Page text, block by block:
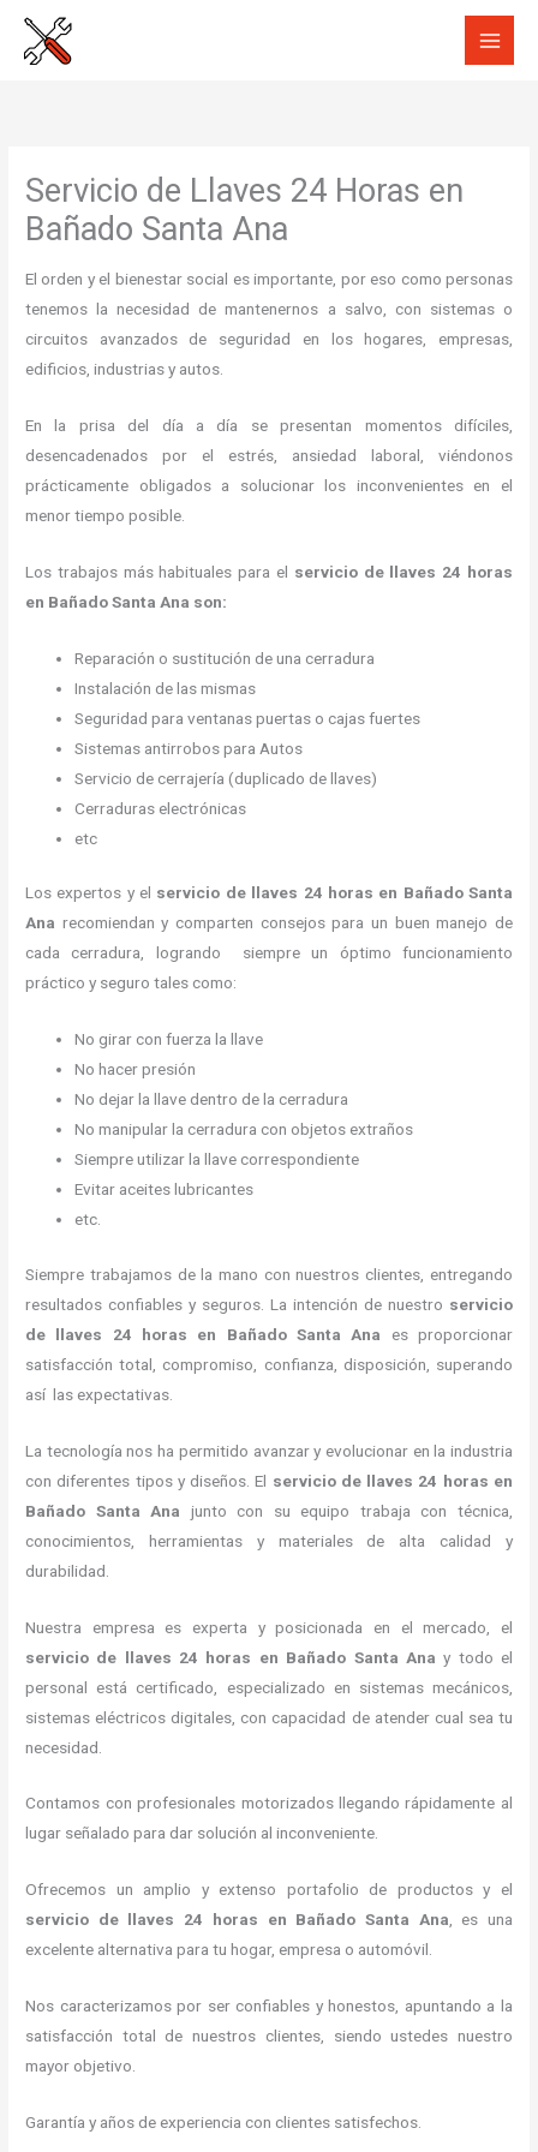
Servicio de Llaves 24 Horas en
Bañado Santa Ana
El orden y el bienestar social es importante, por eso como personas
tenemos la necesidad de mantenernos a salvo, con sistemas o
circuitos avanzados de seguridad en los hogares, empresas,
edificios, industrias y autos.
En la prisa del día a día se presentan momentos difíciles,
desencadenados por el estrés, ansiedad laboral, viéndonos
prácticamente obligados a solucionar los inconvenientes en el
menor tiempo posible.
Los trabajos más habituales para el servicio de llaves 24 horas
en Bañado Santa Ana son:
Reparación o sustitución de una cerradura
Instalación de las mismas
Seguridad para ventanas puertas o cajas fuertes
Sistemas antirrobos para Autos
Servicio de cerrajería (duplicado de llaves)
Cerraduras electrónicas
etc
Los expertos y el servicio de llaves 24 horas en Bañado Santa
Ana recomiendan y comparten consejos para un buen manejo de
cada cerradura, logrando siempre un óptimo funcionamiento
práctico y seguro tales como:
No girar con fuerza la llave
No hacer presión
No dejar la llave dentro de la cerradura
No manipular la cerradura con objetos extraños
Siempre utilizar la llave correspondiente
Evitar aceites lubricantes
etc.
Siempre trabajamos de la mano con nuestros clientes, entregando
resultados confiables y seguros. La intención de nuestro servicio
de llaves 24 horas en Bañado Santa Ana es proporcionar
satisfacción total, compromiso, confianza, disposición, superando
así las expectativas.
La tecnología nos ha permitido avanzar y evolucionar en la industria
con diferentes tipos y diseños. El servicio de llaves 24 horas en
Bañado Santa Ana junto con su equipo trabaja con técnica,
conocimientos, herramientas y materiales de alta calidad y
durabilidad.
Nuestra empresa es experta y posicionada en el mercado, el
servicio de llaves 24 horas en Bañado Santa Ana y todo el
personal está certificado, especializado en sistemas mecánicos,
sistemas eléctricos digitales, con capacidad de atender cual sea tu
necesidad.
Contamos con profesionales motorizados llegando rápidamente al
lugar señalado para dar solución al inconveniente.
Ofrecemos un amplio y extenso portafolio de productos y el
servicio de llaves 24 horas en Bañado Santa Ana, es una
excelente alternativa para tu hogar, empresa o automóvil.
Nos caracterizamos por ser confiables y honestos, apuntando a la
satisfacción total de nuestros clientes, siendo ustedes nuestro
mayor objetivo.
Garantía y años de experiencia con clientes satisfechos.